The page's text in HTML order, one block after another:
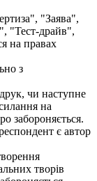
"Заява",
"Тест-драйв",
на правах
з
чи наступне
на
забороняється.
є автор
творів